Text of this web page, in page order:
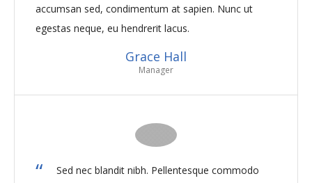
accumsan sed, condimentum at sapien. Nunc ut
egestas neque, eu hendrerit lacus.
Grace Hall
Manager
Sed nec blandit nibh. Pellentesque commodo